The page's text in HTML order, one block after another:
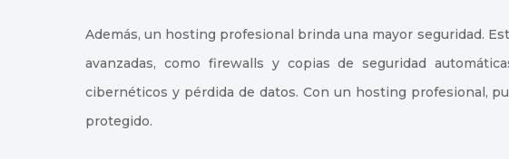
Además, un hosting profesional brinda una mayor seguridad.
avanzadas, como firewalls y copias de seguridad
cibernéticos y pérdida de datos. Con un hosting profesional,
protegido.